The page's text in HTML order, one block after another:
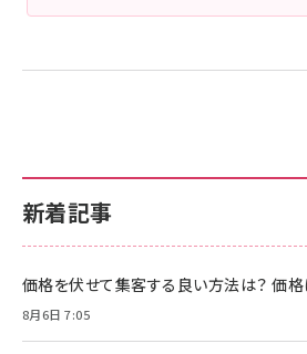
新着記事
価格を伏せて集客する良い方法は？ 価格
8月6日 7:05